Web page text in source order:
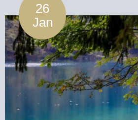
26
Jan